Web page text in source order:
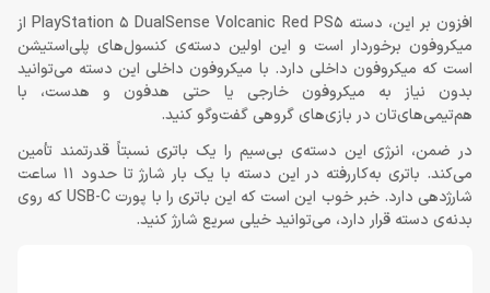
افزون بر این، دسته PlayStation 5 DualSense Volcanic Red PS5 از
میکروفون برخوردار است و این اولین دسته‌ی کنسول‌های پلی‌استیشن
است که میکروفون داخلی دارد. با میکروفون داخلی این دسته می‌توانید
بدون نیاز به میکروفون خارجی یا حتی هدفون و هدست، با
هم‌تیمی‌های‌تان در بازی‌های گروهی گفت‌وگو کنید.
در ضمن، انرژی این دسته‌ی بی‌سیم را یک باتری نسبتاً قدرتمند تأمین
می‌کند. باتری به‌کاررفته در این دسته با یک بار شارژ تا حدود 11 ساعت
شارژدهی دارد. خبر خوب این است که این باتری را با پورت USB-C که روی
بدنه‌ی دسته قرار دارد، می‌توانید خیلی سریع شارژ کنید.